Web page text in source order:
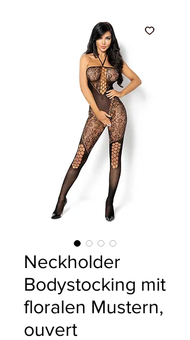
Neckholder
Bodystocking mit
floralen Mustern,
ouvert